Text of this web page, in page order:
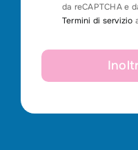
da reCAPTCHA e
Termini di servizio